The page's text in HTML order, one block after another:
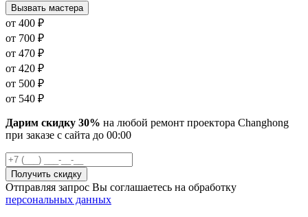
Вызвать мастера
от 400 ₽
от 700 ₽
от 470 ₽
от 420 ₽
от 500 ₽
от 540 ₽
Дарим скидку 30% на любой ремонт проектора Changhong
при заказе с сайта до 00:00
Отправляя запрос Вы соглашаетесь на обработку
персональных данных